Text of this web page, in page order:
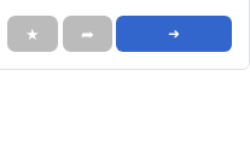
★ ➦ ➜